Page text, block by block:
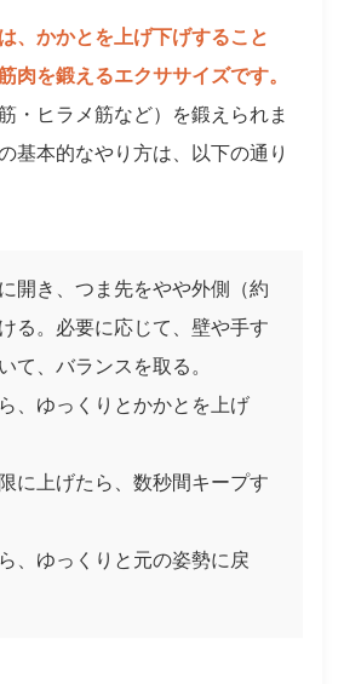
、かかとを上げ下げすること
肉を鍛えるエクササイズです。
・ヒラメ筋など）を鍛えられま
基本的なやり方は、以下の通り
開き、つま先をやや外側（約
る。必要に応じて、壁や手す
て、バランスを取る。
、ゆっくりとかかとを上げ
に上げたら、数秒間キープす
、ゆっくりと元の姿勢に戻